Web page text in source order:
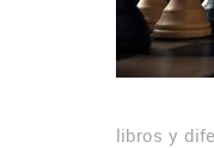
libros y